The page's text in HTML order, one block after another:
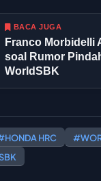
BACA JUGA
Franco Morbidelli
soal Rumor
WorldSBK
HRC